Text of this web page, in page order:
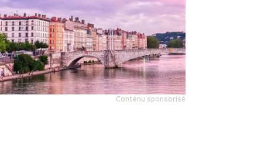
Contenu sponsorisé